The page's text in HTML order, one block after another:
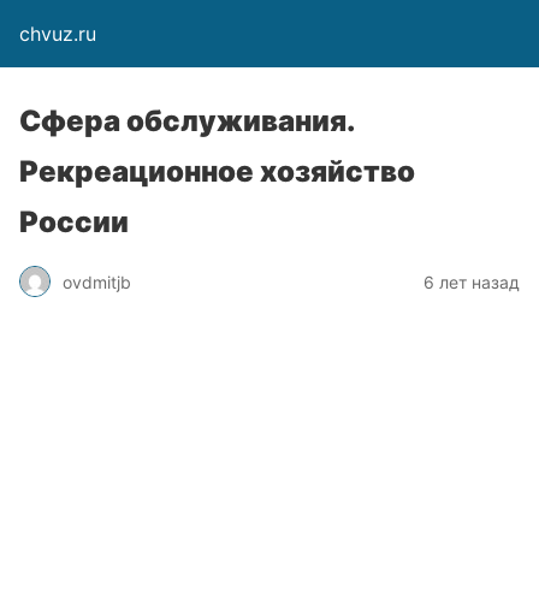
chvuz.ru
Сфера обслуживания.
Рекреационное хозяйство
России
ovdmitjb 6 лет назад